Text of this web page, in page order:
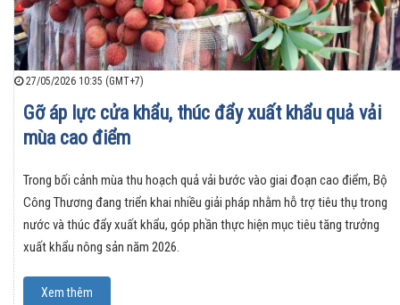
27/05/2026 10:35 (GMT+7)
Gỡ áp lực cửa khẩu, thúc đẩy xuất khẩu quả vải
mùa cao điểm
Trong bối cảnh mùa thu hoạch quả vải bước vào giai đoạn cao điểm, Bộ
Công Thương đang triển khai nhiều giải pháp nhằm hỗ trợ tiêu thụ trong
nước và thúc đẩy xuất khẩu, góp phần thực hiện mục tiêu tăng trưởng
xuất khẩu nông sản năm 2026.
Xem thêm